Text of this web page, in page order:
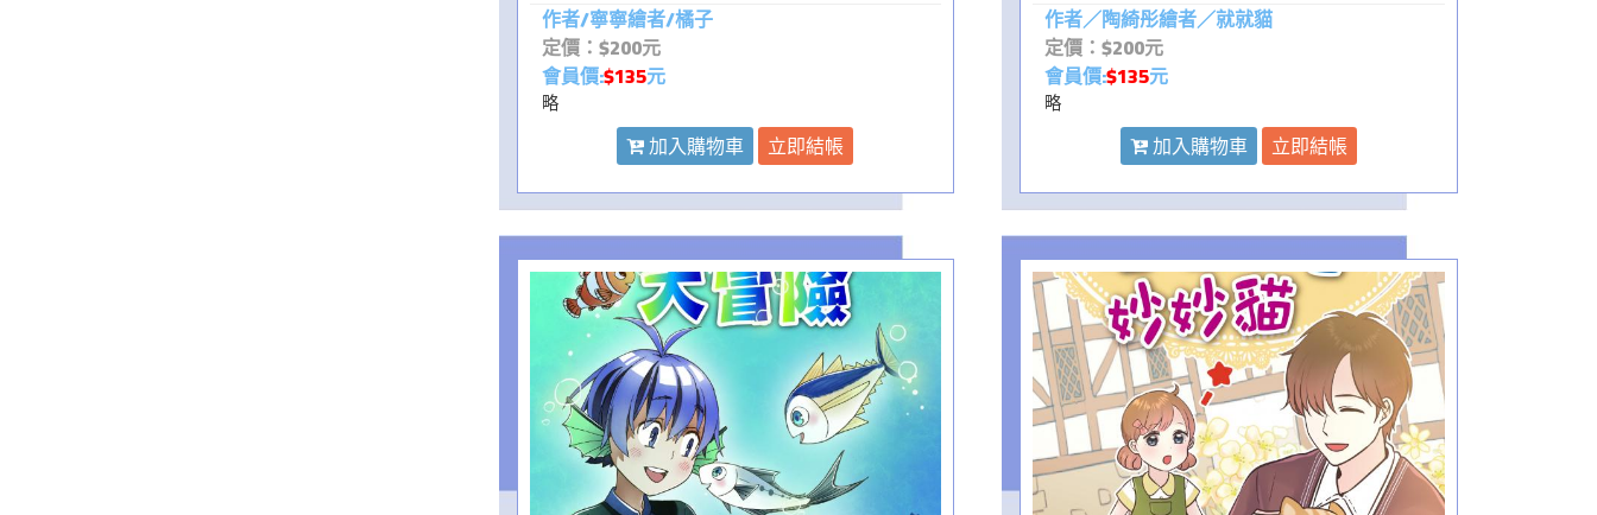
作者/寧寧繪者/橘子
定價：$200元
會員價:$135元
略
加入購物車 立即結帳
作者／陶綺彤繪者／就就貓
定價：$200元
會員價:$135元
略
加入購物車 立即結帳